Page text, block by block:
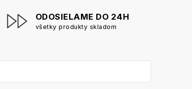
ODOSIELAME DO 24H
všetky produkty skladom